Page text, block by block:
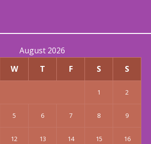
August 2026
W T F S S
1 2
5 6 7 8 9
12 13 14 15 16